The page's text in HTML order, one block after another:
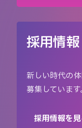
採用情報
新しい時代の
募集しています
採用情報を